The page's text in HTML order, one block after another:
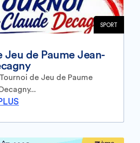
SPORT
Jeu de Paume Jean-
de Jeu de Paume